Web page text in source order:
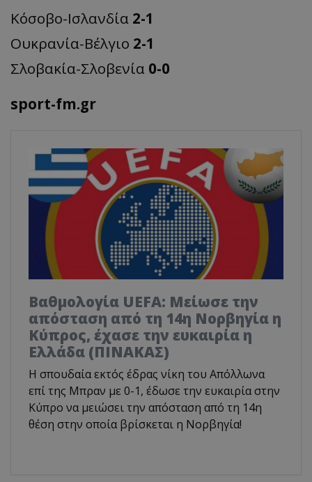
Κόσοβο-Ισλανδία 2-1
Ουκρανία-Βέλγιο 2-1
Σλοβακία-Σλοβενία 0-0
sport-fm.gr
Βαθμολογία UEFA: Μείωσε την
απόσταση από τη 14η Νορβηγία η
Κύπρος, έχασε την ευκαιρία η
Ελλάδα (ΠΙΝΑΚΑΣ)
Η σπουδαία εκτός έδρας νίκη του Απόλλωνα
επί της Μπραν με 0-1, έδωσε την ευκαιρία στην
Κύπρο να μειώσει την απόσταση από τη 14η
θέση στην οποία βρίσκεται η Νορβηγία!